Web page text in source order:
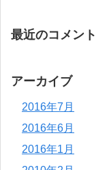
最近のコメント
アーカイブ
2016年7月
2016年6月
2016年1月